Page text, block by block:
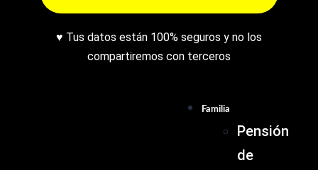
♥ Tus datos están 100% seguros y no los
compartiremos con terceros
Familia
Pensión
de